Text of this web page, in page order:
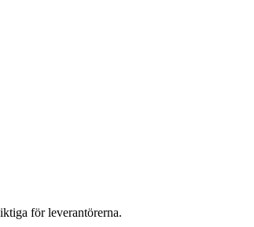
för leverantörerna.